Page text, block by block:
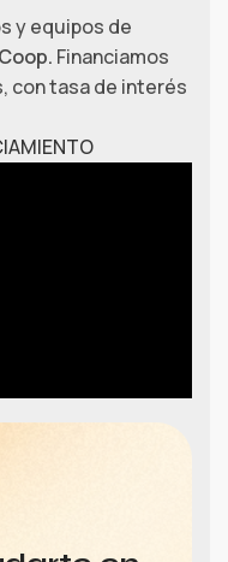
y equipos de
Financiamos
con tasa de interés